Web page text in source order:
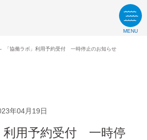
MENU
「協働ラボ」利用予約受付 一時停止のお知らせ
年04月19日
利用予約受付 一時停